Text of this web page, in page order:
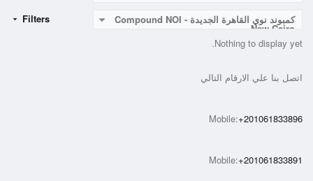
كمبوند نوي القاهرة الجديدة - Compound NOI
New Cairo
Filters
Nothing to display yet.
اتصل بنا علي الارقام التالي
Mobile:+201061833896
Mobile:+201061833891